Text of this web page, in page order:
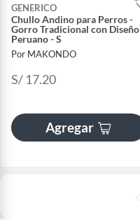
GENERICO
Chullo Andino para Perros -
Gorro Tradicional con Diseño
Peruano - S
Por MAKONDO
S/ 17.20
Agregar